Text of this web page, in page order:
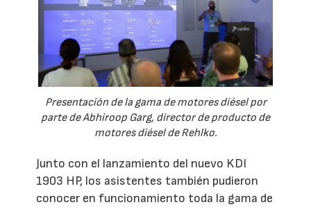
Presentación de la gama de motores diésel por
parte de Abhiroop Garg, director de producto de
motores diésel de Rehlko.
Junto con el lanzamiento del nuevo KDI
1903 HP, los asistentes también pudieron
conocer en funcionamiento toda la gama de